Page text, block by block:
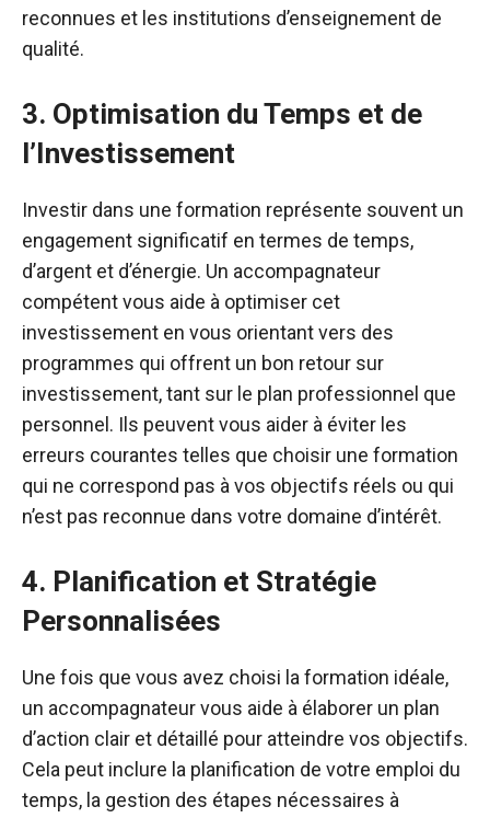
reconnues et les institutions d’enseignement de
qualité.
3. Optimisation du Temps et de
l’Investissement
Investir dans une formation représente souvent un
engagement significatif en termes de temps,
d’argent et d’énergie. Un accompagnateur
compétent vous aide à optimiser cet
investissement en vous orientant vers des
programmes qui offrent un bon retour sur
investissement, tant sur le plan professionnel que
personnel. Ils peuvent vous aider à éviter les
erreurs courantes telles que choisir une formation
qui ne correspond pas à vos objectifs réels ou qui
n’est pas reconnue dans votre domaine d’intérêt.
4. Planification et Stratégie
Personnalisées
Une fois que vous avez choisi la formation idéale,
un accompagnateur vous aide à élaborer un plan
d’action clair et détaillé pour atteindre vos objectifs.
Cela peut inclure la planification de votre emploi du
temps, la gestion des étapes nécessaires à